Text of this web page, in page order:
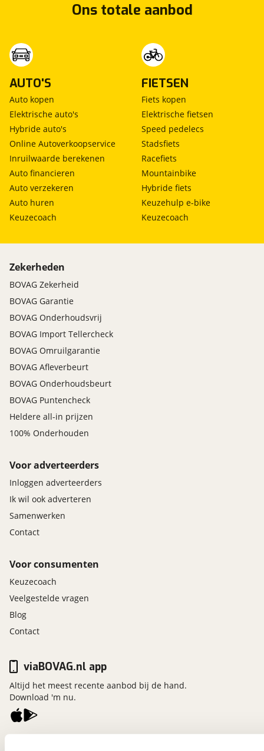
Ons totale aanbod
AUTO'S
Auto kopen
Elektrische auto's
Hybride auto's
Online Autoverkoopservice
Inruilwaarde berekenen
Auto financieren
Auto verzekeren
Auto huren
Keuzecoach
FIETSEN
Fiets kopen
Elektrische fietsen
Speed pedelecs
Stadsfiets
Racefiets
Mountainbike
Hybride fiets
Keuzehulp e-bike
Keuzecoach
Zekerheden
BOVAG Zekerheid
BOVAG Garantie
BOVAG Onderhoudsvrij
BOVAG Import Tellercheck
BOVAG Omruilgarantie
BOVAG Afleverbeurt
BOVAG Onderhoudsbeurt
BOVAG Puntencheck
Heldere all-in prijzen
100% Onderhouden
Voor adverteerders
Inloggen adverteerders
Ik wil ook adverteren
Samenwerken
Contact
Voor consumenten
Keuzecoach
Veelgestelde vragen
Blog
Contact
viaBOVAG.nl app
Altijd het meest recente aanbod bij de hand.
Download 'm nu.